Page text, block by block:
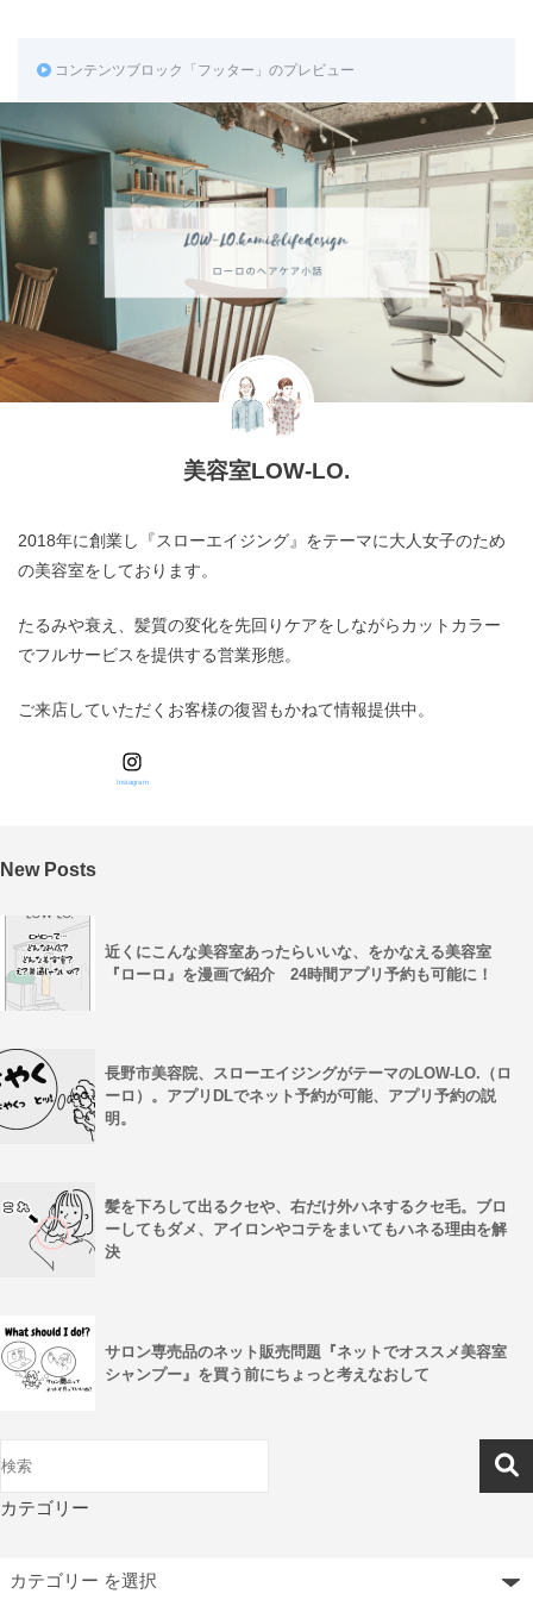
コンテンツブロック「フッター」のプレビュー
美容室LOW-LO.
2018年に創業し『スローエイジング』をテーマに大人女子のため
の美容室をしております。
たるみや衰え、髪質の変化を先回りケアをしながらカットカラー
でフルサービスを提供する営業形態。
ご来店していただくお客様の復習もかねて情報提供中。
Instagram
New Posts
近くにこんな美容室あったらいいな、をかなえる美容室
『ローロ』を漫画で紹介 24時間アプリ予約も可能に！
長野市美容院、スローエイジングがテーマのLOW-LO.（ロ
ーロ）。アプリDLでネット予約が可能、アプリ予約の説
明。
髪を下ろして出るクセや、右だけ外ハネするクセ毛。ブロ
ーしてもダメ、アイロンやコテをまいてもハネる理由を解
決
サロン専売品のネット販売問題『ネットでオススメ美容室
シャンプー』を買う前にちょっと考えなおして
カテゴリー